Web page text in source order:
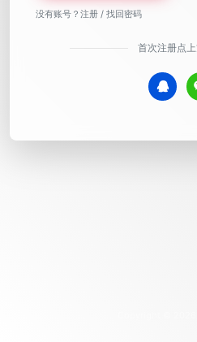
没有账号？ 注册 / 找回密码
首次注册点